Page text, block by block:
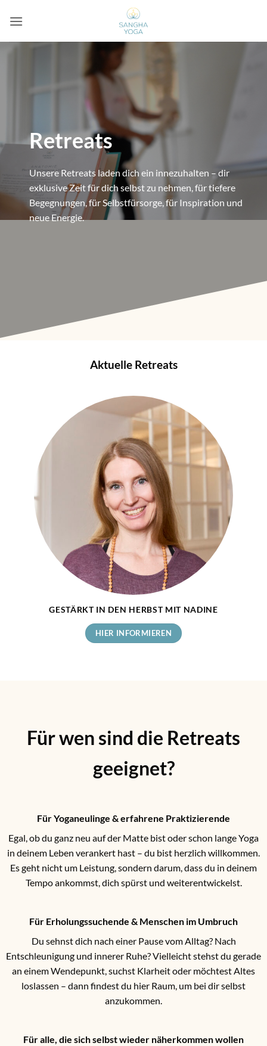
Inhalt
Retreats
Unsere Retreats laden dich ein innezuhalten – dir
exklusive Zeit für dich selbst zu nehmen, für tiefere
Begegnungen, für Selbstfürsorge, für Inspiration und
neue Energie.
Aktuelle Retreats
GESTÄRKT IN DEN HERBST MIT NADINE
HIER INFORMIEREN
Für wen sind die Retreats
geeignet?
Für Yoganeulinge & erfahrene Praktizierende
Egal, ob du ganz neu auf der Matte bist oder schon lange Yoga
in deinem Leben verankert hast – du bist herzlich willkommen.
Es geht nicht um Leistung, sondern darum, dass du in deinem
Tempo ankommst, dich spürst und weiterentwickelst.
Für Erholungssuchende & Menschen im Umbruch
Du sehnst dich nach einer Pause vom Alltag? Nach
Entschleunigung und innerer Ruhe? Vielleicht stehst du gerade
an einem Wendepunkt, suchst Klarheit oder möchtest Altes
loslassen – dann findest du hier Raum, um bei dir selbst
anzukommen.
Für alle, die sich selbst wieder näherkommen wollen